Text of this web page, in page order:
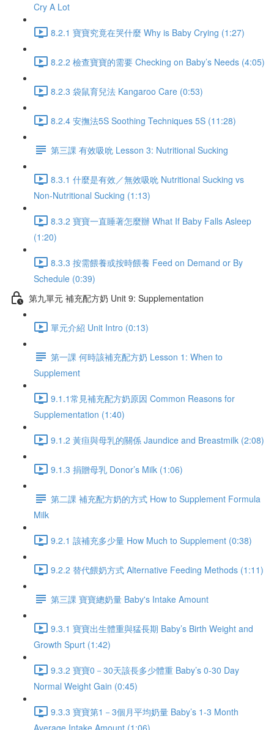
Cry A Lot
8.2.1 寶寶究竟在哭什麼 Why is Baby Crying (1:27)
8.2.2 檢查寶寶的需要 Checking on Baby’s Needs (4:05)
8.2.3 袋鼠育兒法 Kangaroo Care (0:53)
8.2.4 安撫法5S Soothing Techniques 5S (11:28)
第三課 有效吸吮 Lesson 3: Nutritional Sucking
8.3.1 什麼是有效／無效吸吮 Nutritional Sucking vs
Non-Nutritional Sucking (1:13)
8.3.2 寶寶一直睡著怎麼辦 What If Baby Falls Asleep
(1:20)
8.3.3 按需餵養或按時餵養 Feed on Demand or By
Schedule (0:39)
第九單元 補充配方奶 Unit 9: Supplementation
單元介紹 Unit Intro (0:13)
第一課 何時該補充配方奶 Lesson 1: When to
Supplement
9.1.1常見補充配方奶原因 Common Reasons for
Supplementation (1:40)
9.1.2 黃疸與母乳的關係 Jaundice and Breastmilk (2:08)
9.1.3 捐贈母乳 Donor’s Milk (1:06)
第二課 補充配方奶的方式 How to Supplement Formula
Milk
9.2.1 該補充多少量 How Much to Supplement (0:38)
9.2.2 替代餵奶方式 Alternative Feeding Methods (1:11)
第三課 寶寶總奶量 Baby's Intake Amount
9.3.1 寶寶出生體重與猛長期 Baby’s Birth Weight and
Growth Spurt (1:42)
9.3.2 寶寶0－30天該長多少體重 Baby’s 0-30 Day
Normal Weight Gain (0:45)
9.3.3 寶寶第1－3個月平均奶量 Baby’s 1-3 Month
Average Intake Amount (1:06)